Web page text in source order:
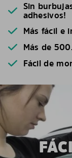
Sin
adhesivos!
Más fácil e
Más de
Fácil de